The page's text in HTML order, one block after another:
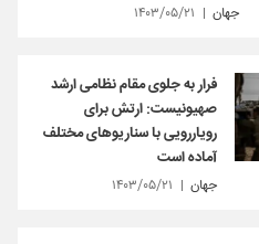
جهان ۱۴۰۳/۰۵/۲۱
فرار به جلوی مقام نظامی ارشد
صهیونیست: ارتش برای
رویاررویی با سناریوهای مختلف
آماده است
جهان ۱۴۰۳/۰۵/۲۱